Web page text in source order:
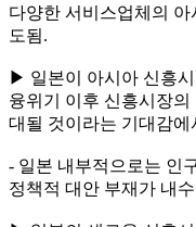
다양한 서비스업체의
도됨.
▶ 일본이 아시아 신흥
융위기 이후 신흥시장
대될 것이라는 기대감에
- 일본 내부적으로는 인
정책적 대안 부재가 내